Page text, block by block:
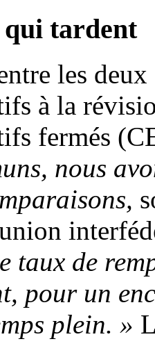
qui tardent
les
à la
fermés
nous
taux de
pour un
plein. »